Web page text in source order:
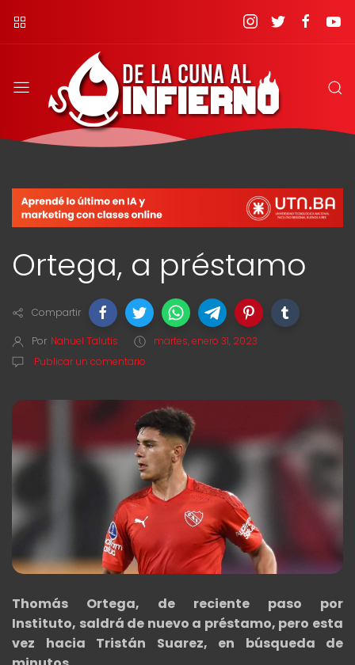
Ortega, a préstamo
Compartir
Por Nahuel Talutis
martes, enero 31, 2023
Publicar un comentario
Thomás Ortega, de reciente paso por
Instituto, saldrá de nuevo a préstamo, pero esta
vez hacia Tristán Suarez, en búsqueda de